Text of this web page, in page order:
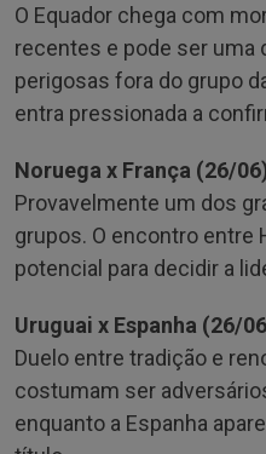
O Equador chega com
recentes e pode ser uma
perigosas fora do grupo
entra pressionada a
Noruega x França (26/
Provavelmente um dos
grupos. O encontro entre
potencial para decidir a
Uruguai x Espanha (26/
Duelo entre tradição e
costumam ser
enquanto a Espanha